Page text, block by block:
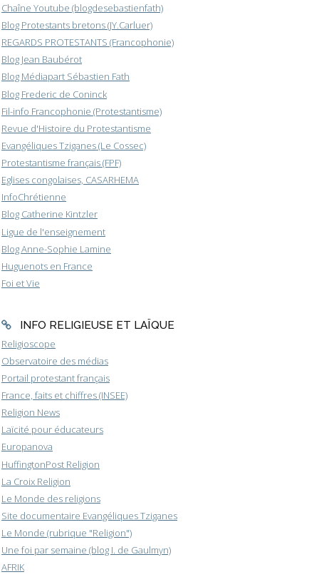
Chaîne Youtube (blogdesebastienfath)
Blog Protestants bretons (JY.Carluer)
REGARDS PROTESTANTS (Francophonie)
Blog Jean Baubérot
Blog Médiapart Sébastien Fath
Blog Frederic de Coninck
Fil-info Francophonie (Protestantisme)
Revue d'Histoire du Protestantisme
Evangéliques Tziganes (Le Cossec)
Protestantisme français (FPF)
Eglises congolaises, CASARHEMA
InfoChrétienne
Blog Catherine Kintzler
Ligue de l'enseignement
Blog Anne-Sophie Lamine
Huguenots en France
Foi et Vie
INFO RELIGIEUSE ET LAÏQUE
Religioscope
Observatoire des médias
Portail protestant français
France, faits et chiffres (INSEE)
Religion News
Laïcité pour éducateurs
Europanova
HuffingtonPost Religion
La Croix Religion
Le Monde des religions
Site documentaire Evangéliques Tziganes
Le Monde (rubrique "Religion")
Une foi par semaine (blog I. de Gaulmyn)
AFRIK